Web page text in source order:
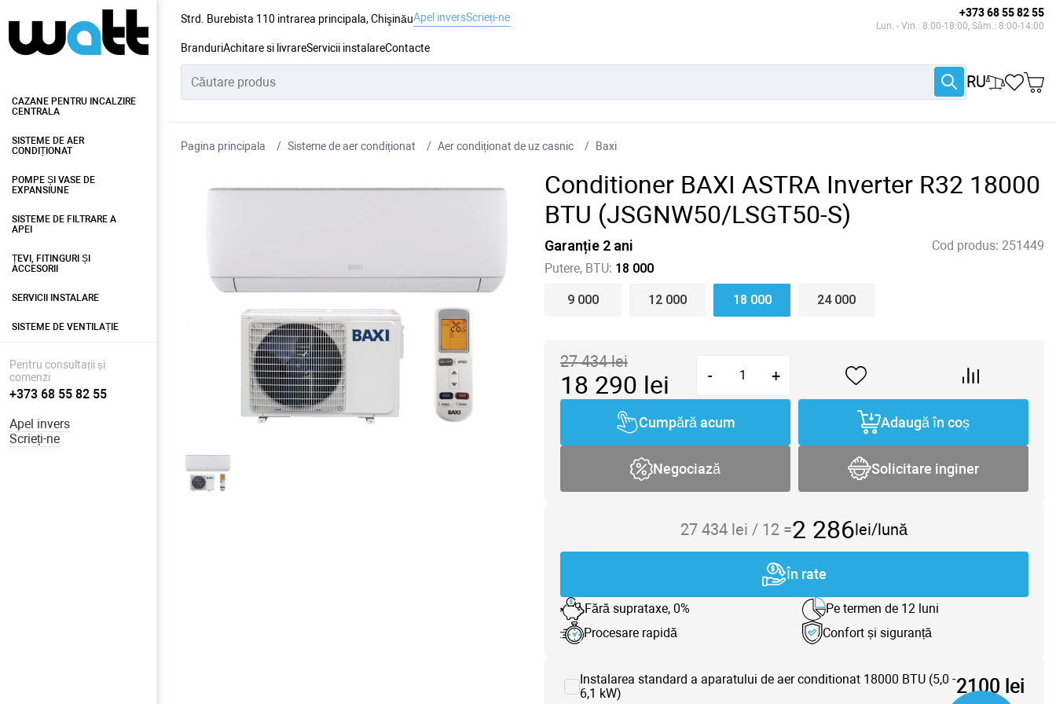
Strd. Burebista 110 intrarea principala, ChişinăuApel inversScrieți-ne +373 68 55 82 55
Lun. - Vin.: 8:00-18:00, Sâm.: 8:00-14:00
BranduriAchitare si livrareServicii instalareContacte
RU
CAZANE PENTRU INCALZIRE
CENTRALA
SISTEME DE AER
CONDIȚIONAT
POMPE ȘI VASE DE
EXPANSIUNE
SISTEME DE FILTRARE A
APEI
ȚEVI, FITINGURI ȘI
ACCESORII
SERVICII INSTALARE
SISTEME DE VENTILAȚIE
Pentru consultații și
comenzi
+373 68 55 82 55
Apel invers
Scrieți-ne
Pagina principala Sisteme de aer condiționat Aer condiționat de uz casnic Baxi
Conditioner BAXI ASTRA Inverter R32 18000
BTU (JSGNW50/LSGT50-S)
Garanție 2 ani Cod produs: 251449
Putere, BTU: 18 000
9 000 12 000 18 000 24 000
27 434lei
18 290 lei - +
Cumpără acum Adaugă în coș
Negociază Solicitare inginer
27 434 lei / 12 =2 286lei/lună
În rate
Fără suprataxe, 0%
Pe termen de 12 luni
Procesare rapidă
Confort și siguranță
Instalarea standard a aparatului de aer conditionat 18000 BTU (5,0 -
6,1 kW)
2100 lei